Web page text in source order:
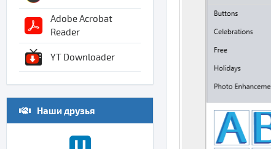
Adobe Acrobat
Reader
YT Downloader
Наши друзья